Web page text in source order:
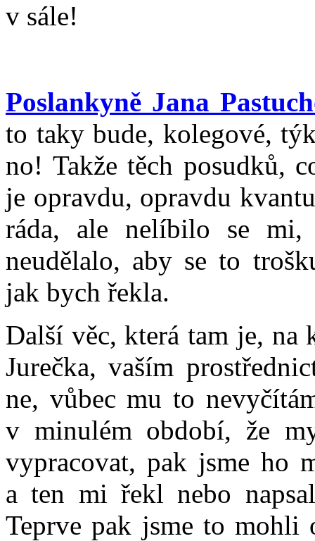
v sále!
Poslankyně Jana
to taky bude, kolegové,
no! Takže těch posudků,
je opravdu, opravdu
ráda, ale nelíbilo se
neudělalo, aby se to
jak bych řekla.
Další věc, která tam je,
Jurečka, vaším
ne, vůbec mu to
v minulém období, že
vypracovat, pak jsme ho
a ten mi řekl nebo
Teprve pak jsme to mohli